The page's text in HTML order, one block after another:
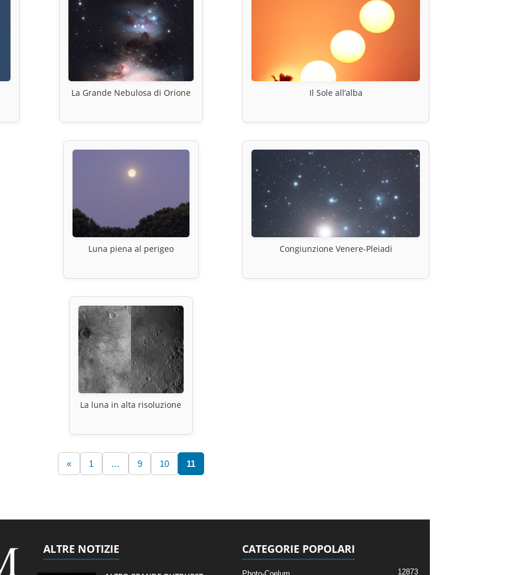
La Grande Nebulosa di Orione Il Sole all’alba
Luna piena al perigeo Congiunzione Venere-Pleiadi
La luna in alta risoluzione
« 1 … 9 10 11
ALTRE NOTIZIE CATEGORIE POPOLARI
12873